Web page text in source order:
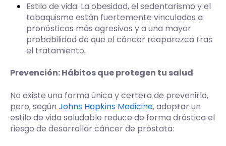
Estilo de vida: La obesidad, el sedentarismo y el
tabaquismo están fuertemente vinculados a
pronósticos más agresivos y a una mayor
probabilidad de que el cáncer reaparezca tras
el tratamiento.
Prevención: Hábitos que protegen tu salud
No existe una forma única y certera de prevenirlo,
pero, según Johns Hopkins Medicine, adoptar un
estilo de vida saludable reduce de forma drástica el
riesgo de desarrollar cáncer de próstata: